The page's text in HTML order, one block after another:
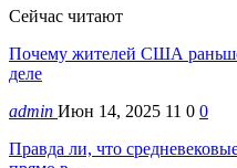
Сейчас читают
Почему жителей США
деле
admin Июн 14, 2025 11 0 0
Правда ли, что